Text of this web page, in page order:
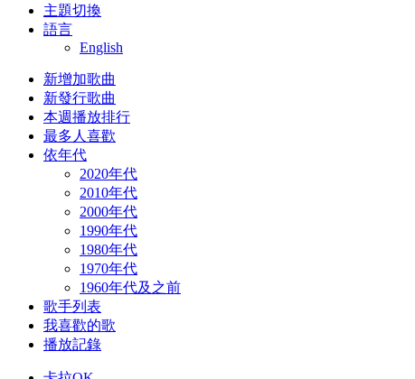
主題切換
語言
English
新增加歌曲
新發行歌曲
本週播放排行
最多人喜歡
依年代
2020年代
2010年代
2000年代
1990年代
1980年代
1970年代
1960年代及之前
歌手列表
我喜歡的歌
播放記錄